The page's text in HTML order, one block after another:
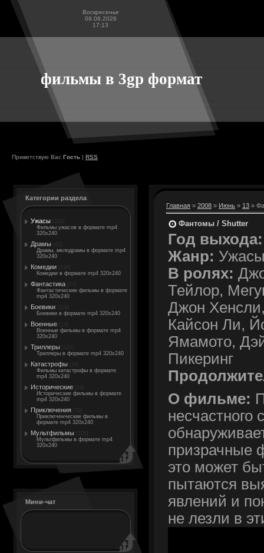
Воскресенье
09.08.2026
17:13
фильмы в 3gp формат
Приветствую Вас Гость | RSS
Категории раздела
Ужасы
Фильмы ужасов в формате mp4
320x240
Драмы
Драмы, мелодрамы в формате mp4
320x240
Комедии
Комедии в формате mp4 320x240
Фантастика
Фантастические фильмы в формате
mp4 320x240
Боевики
Боевики в формате mp4 320x240
Военные
Военные фильмы в формате mp4
320x240
Триллеры
Триллеры в формате mp4 320x240
Катастрофы
Фильмы катастрофы в формате
mp4 320x240
Исторические
Исторические фильмы в формате
mp4 320x240
Приключения
Приключенческие фильмы в
формате mp4 320x240
Мультфильмы
Мультфильмы в формате mp4
320x240
Мини-чат
Главная » 2008 » Июнь » 13 »
Фантомы / Shutter
Год выхода:
Жанр:
В ролях:
Тейлор,
Джон
Кайсон Ли,
Ямамото,
Пикеринг
О фильме:
несчастного
призрачные
это может
пытаются
явлений и
не лезли в